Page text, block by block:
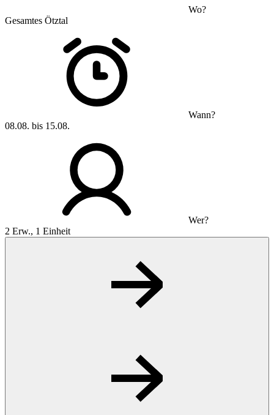
Wo?
Gesamtes Ötztal
Wann?
08.08. bis 15.08.
Wer?
2 Erw., 1 Einheit